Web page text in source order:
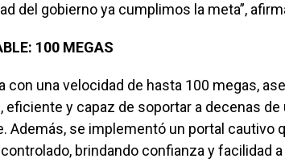
del gobierno ya cumplimos la meta”,
100 MEGAS
con una velocidad de hasta 100 megas,
eficiente y capaz de soportar a decenas de
Además, se implementó un portal cautivo
brindando confianza y facilidad